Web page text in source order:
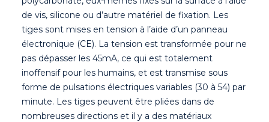
de vis, silicone ou d’autre matériel de fixation. Les
tiges sont mises en tension à l’aide d’un panneau
électronique (CE). La tension est transformée pour ne
pas dépasser les 45mA, ce qui est totalement
inoffensif pour les humains, et est transmise sous
forme de pulsations électriques variables (30 à 54) par
minute. Les tiges peuvent être pliées dans de
nombreuses directions et il y a des matériaux